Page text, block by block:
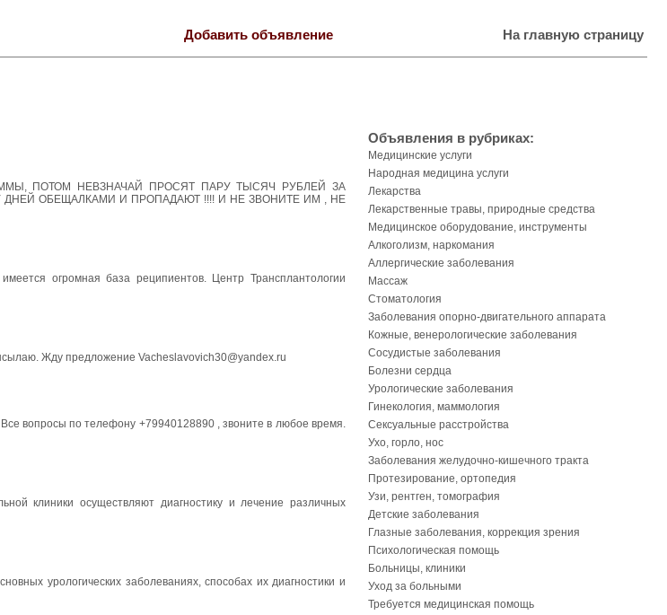
Добавить объявление На главную страницу
ПОТОМ НЕВЗНАЧАЙ ПРОСЯТ ПАРУ ТЫСЯЧ РУБЛЕЙ ЗА
ОБЕЩАЛКАМИ И ПРОПАДАЮТ !!!! И НЕ ЗВОНИТЕ ИМ , НЕ
огромная база реципиентов. Центр Трансплантологии
Жду предложение Vacheslavovich30@yandex.ru
вопросы по телефону +79940128890 , звоните в любое время.
клиники осуществляют диагностику и лечение различных
урологических заболеваниях, способах их диагностики и
Объявления в рубриках:
Медицинские услуги
Народная медицина услуги
Лекарства
Лекарственные травы, природные средства
Медицинское оборудование, инструменты
Алкоголизм, наркомания
Аллергические заболевания
Массаж
Стоматология
Заболевания опорно-двигательного аппарата
Кожные, венерологические заболевания
Сосудистые заболевания
Болезни сердца
Урологические заболевания
Гинекология, маммология
Сексуальные расстройства
Ухо, горло, нос
Заболевания желудочно-кишечного тракта
Протезирование, ортопедия
Узи, рентген, томография
Детские заболевания
Глазные заболевания, коррекция зрения
Психологическая помощь
Больницы, клиники
Уход за больными
Требуется медицинская помощь